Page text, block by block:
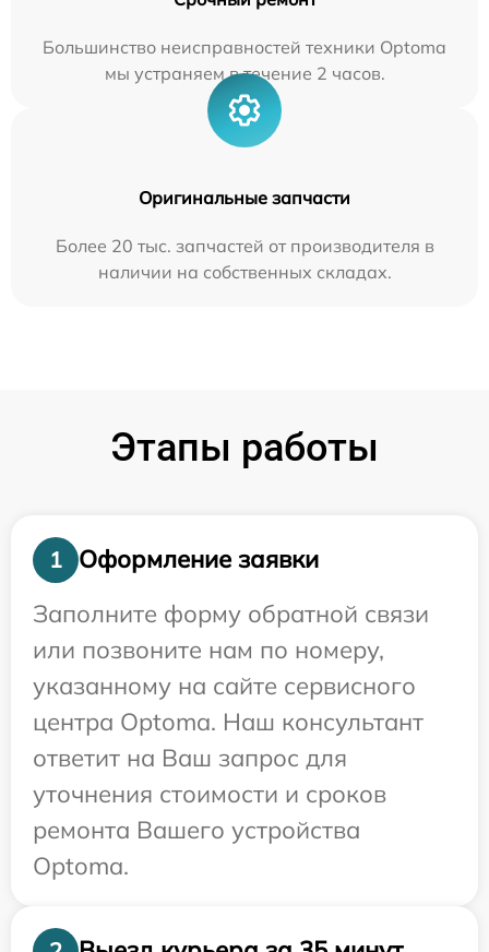
Большинство неисправностей техники Optoma
мы устраняем в течение 2 часов.
Оригинальные запчасти
Более 20 тыс. запчастей от производителя в
наличии на собственных складах.
Этапы работы
1
Оформление заявки
Заполните форму обратной связи
или позвоните нам по номеру,
указанному на сайте сервисного
центра Optoma. Наш консультант
ответит на Ваш запрос для
уточнения стоимости и сроков
ремонта Вашего устройства
Optoma.